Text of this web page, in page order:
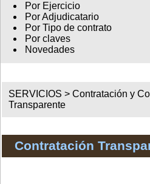
Por Ejercicio
Por Adjudicatario
Por Tipo de contrato
Por claves
Novedades
SERVICIOS >Contratación y
Transparente
Contratación